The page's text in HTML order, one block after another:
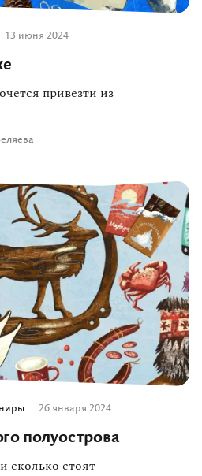
13 июня 2024
привезти из
26 января 2024
полуострова
сколько стоят